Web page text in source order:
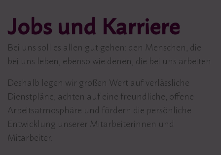
Jobs und Karriere
Bei uns soll es allen gut gehen: den Menschen, die
bei uns leben, ebenso wie denen, die bei uns arbeiten.
Deshalb legen wir großen Wert auf verlässliche
Dienstpläne, achten auf eine freundliche, offene
Arbeitsatmosphäre und fördern die persönliche
Entwicklung unserer Mitarbeiterinnen und
Mitarbeiter.